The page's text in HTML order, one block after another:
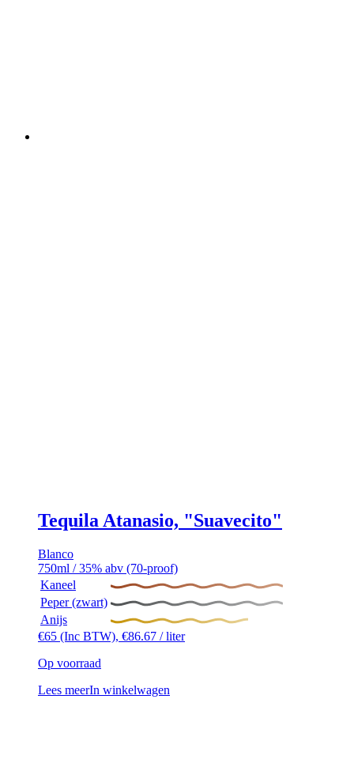
Tequila Atanasio, "Suavecito"
Blanco
750ml / 35% abv (70-proof)
Kaneel
Peper (zwart)
Anijs
€65 (Inc BTW), €86.67 / liter
Op voorraad
Lees meerIn winkelwagen